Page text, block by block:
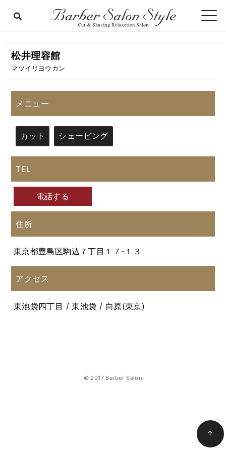
松井理容館
マツイリヨウカン
メニュー
カット シェービング
TEL
電話する
住所
東京都豊島区駒込７丁目１７-１３
アクセス
東池袋四丁目 / 東池袋 / 向原(東京)
© 2017 Barber Salon
↑